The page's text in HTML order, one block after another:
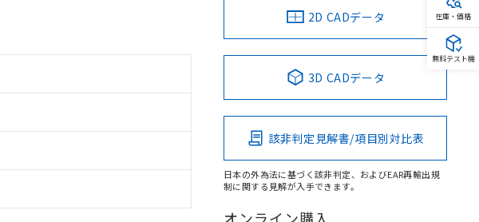
2D CADデータ
3D CADデータ
該非判定見解書/項目別対比表
日本の外為法に基づく該非判定、およびEAR再輸出規
制に関する見解が入手できます。
在庫・価格
無料テスト機